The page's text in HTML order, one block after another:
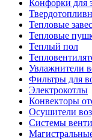
Конфорки для
Тепловые
Тепловые
Теплый пол
Увлажнители
Фильтры для
Электрокотлы
Конвекторы
Осушители
Системы